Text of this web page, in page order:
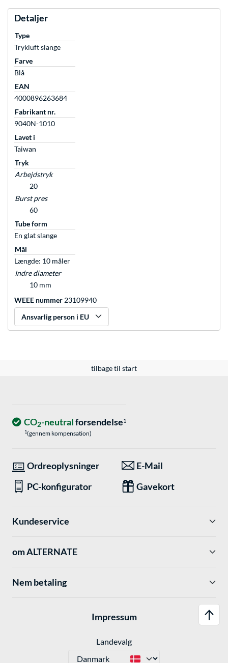
Detaljer
Type
Trykluft slange
Farve
Blå
EAN
4000896263684
Fabrikant nr.
9040N-1010
Lavet i
Taiwan
Tryk
Arbejdstryk
20
Burst pres
60
Tube form
En glat slange
Mål
Længde: 10 måler
Indre diameter
10 mm
WEEE nummer 23109940
Ansvarlig person i EU
tilbage til start
CO2-neutralforsendelse1
1(gennem kompensation)
Ordreoplysninger
E-Mail
PC-konfigurator
Gavekort
Kundeservice
om ALTERNATE
Nem betaling
Impressum
Landevalg